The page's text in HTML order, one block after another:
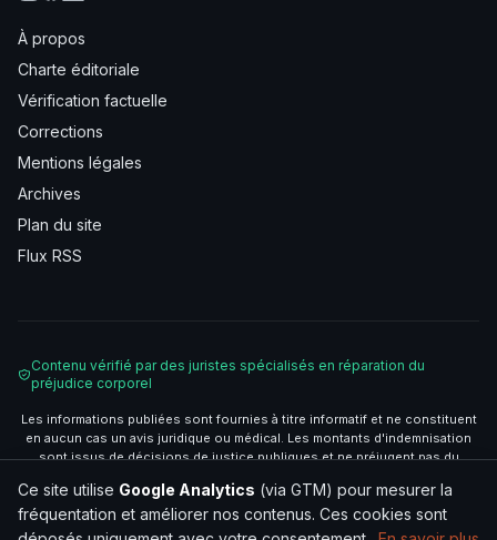
À propos
Charte éditoriale
Vérification factuelle
Corrections
Mentions légales
Archives
Plan du site
Flux RSS
Contenu vérifié par des juristes spécialisés en réparation du
préjudice corporel
Les informations publiées sont fournies à titre informatif et ne constituent
en aucun cas un avis juridique ou médical. Les montants d'indemnisation
sont issus de décisions de justice publiques et ne préjugent pas du
évaluation personnalisée.
© 2026 La Gazette des Victimes — Média d'information juridique
Ce site utilise Google Analytics (via GTM) pour mesurer la
fréquentation et améliorer nos contenus. Ces cookies sont